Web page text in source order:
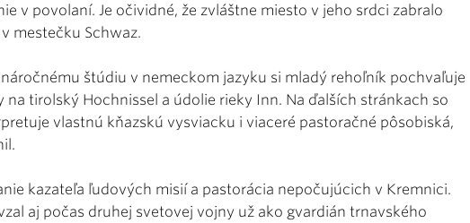
v povolaní. Je očividné, že zvláštne miesto v jeho srdci zabralo
mestečku Schwaz.
štúdiu v nemeckom jazyku si mladý rehoľník pochvaľuje
na tirolský Hochnissel a údolie rieky Inn. Na ďalších stránkach so
vlastnú kňazskú vysviacku i viaceré pastoračné pôsobiská,
kazateľa ľudových misií a pastorácia nepočujúcich v Kremnici.
aj počas druhej svetovej vojny už ako gvardián trnavského